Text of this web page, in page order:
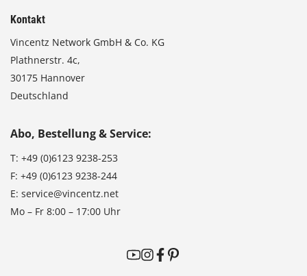
Kontakt
Vincentz Network GmbH & Co. KG
Plathnerstr. 4c,
30175 Hannover
Deutschland
Abo, Bestellung & Service:
T: +49 (0)6123 9238-253
F: +49 (0)6123 9238-244
E: service@vincentz.net
Mo – Fr 8:00 – 17:00 Uhr